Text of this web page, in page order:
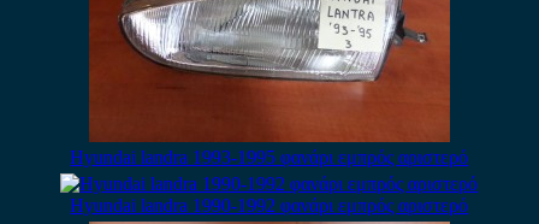
Hyundai landra 1993-1995 φανάρι εμπρός αριστερό
Hyundai landra 1990-1992 φανάρι εμπρός αριστερό